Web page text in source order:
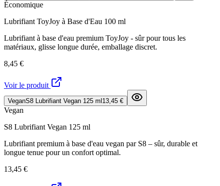
Économique
Lubrifiant ToyJoy à Base d'Eau 100 ml
Lubrifiant à base d'eau premium ToyJoy - sûr pour tous les
matériaux, glisse longue durée, emballage discret.
8,45 €
Voir le produit
VeganS8 Lubrifiant Vegan 125 ml 13,45 €
Vegan
S8 Lubrifiant Vegan 125 ml
Lubrifiant premium à base d'eau vegan par S8 – sûr, durable et
longue tenue pour un confort optimal.
13,45 €